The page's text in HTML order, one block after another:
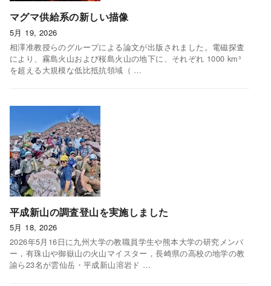
マグマ供給系の新しい描像
5月 19, 2026
相澤准教授らのグループによる論文が出版されました。電磁探査
により、霧島火山および桜島火山の地下に、それぞれ 1000 km³
を超える大規模な低比抵抗領域（ …
平成新山の調査登山を実施しました
5月 18, 2026
2026年5月16日に九州大学の教職員学生や熊本大学の研究メンバ
ー，有珠山や御嶽山の火山マイスター，長崎県の高校の地学の教
諭ら23名が雲仙岳・平成新山溶岩ド …